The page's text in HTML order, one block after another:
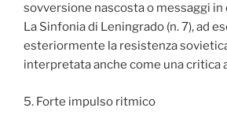
sovversione nascosta o messaggi in
La Sinfonia di Leningrado (n. 7), ad
esteriormente la resistenza
interpretata anche come una critica
5. Forte impulso ritmico